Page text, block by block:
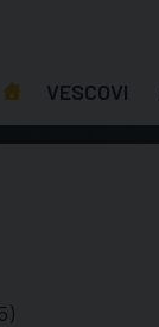
VESCOVI